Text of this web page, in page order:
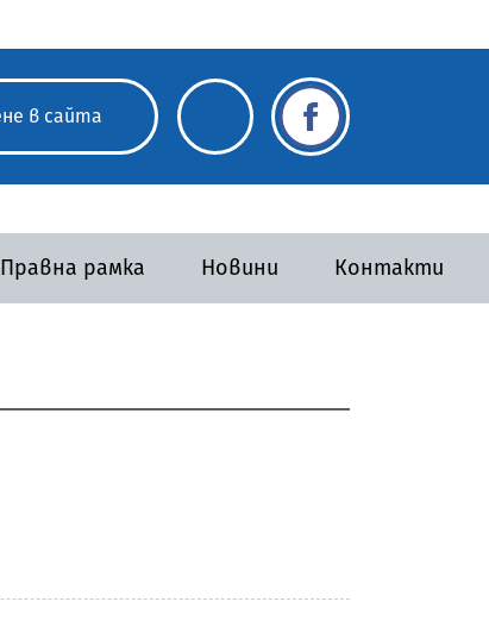
Правна рамка Новини Контакти